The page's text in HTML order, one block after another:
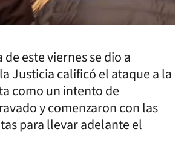
de este viernes se dio a
Justicia calificó el ataque a la
como un intento de
y comenzaron con las
para llevar adelante el